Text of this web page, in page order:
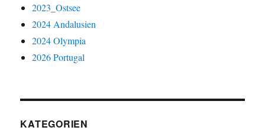
2023_Ostsee
2024 Andalusien
2024 Olympia
2026 Portugal
KATEGORIEN